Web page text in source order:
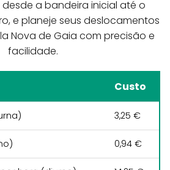
a bandeira inicial até o
e planeje seus deslocamentos
Nova de Gaia com precisão e
facilidade.
Custo
3,25 €
0,94 €